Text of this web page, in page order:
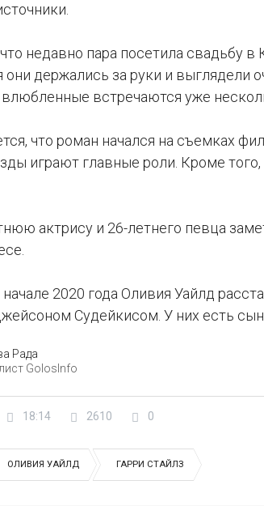
недавно пара посетила свадьбу
они держались за руки и выглядели
встречаются уже
что роман начался на съемках
играют главные роли. Кроме
актрису и 26-летнего певца
2020 года Оливия Уайлд
Судейкисом. У них есть сын
Рада
GolosInfo
18:14 2610 0
ОЛИВИЯ УАЙЛД ГАРРИ СТАЙЛЗ